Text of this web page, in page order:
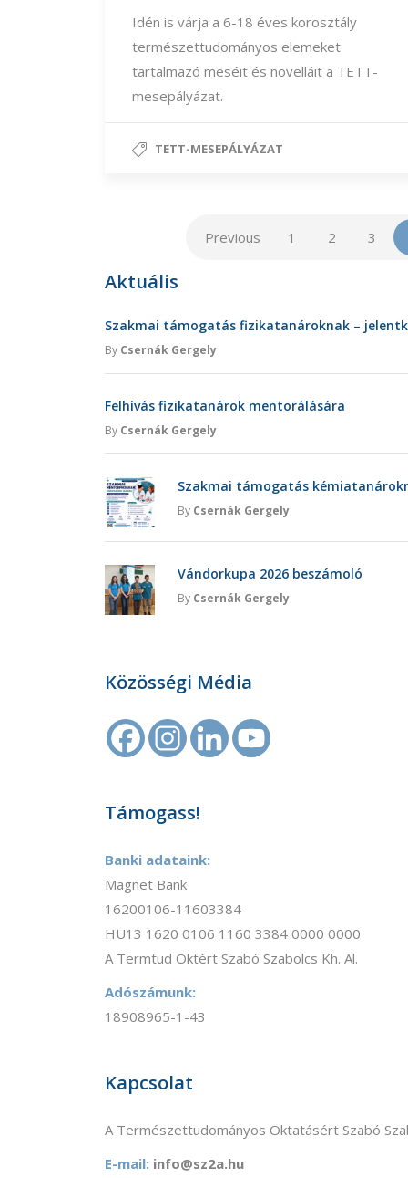
Idén is várja a 6-18 éves korosztály
természettudományos elemeket
tartalmazó meséit és novelláit a TETT-
mesepályázat.
TETT-MESEPÁLYÁZAT
Previous 1 2 3
Aktuális
Szakmai támogatás fizikatanároknak –
By Csernák Gergely
Felhívás fizikatanárok mentorálására
By Csernák Gergely
Szakmai támogatás
By Csernák Gergely
Vándorkupa 2026 beszámoló
By Csernák Gergely
Közösségi Média
Támogass!
Banki adataink:
Magnet Bank
16200106-11603384
HU13 1620 0106 1160 3384 0000 0000
A Termtud Oktért Szabó Szabolcs Kh. Al.
Adószámunk:
18908965-1-43
Kapcsolat
A Természettudományos Oktatásért Szabó
E-mail: info@sz2a.hu